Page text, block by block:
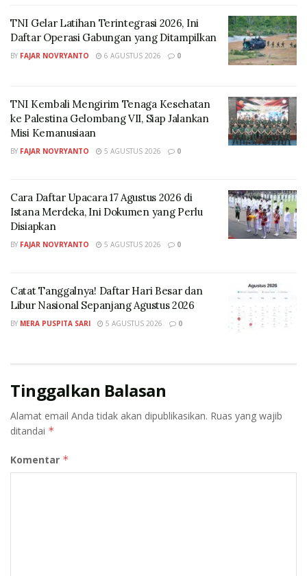
bentuk sinergi yang membangun Good Corporate
Governance serta bentuk pencegahan dini risiko
hukum yang tidak diharapkan.
Pengacara Negara dalam membantu mewujudkan
Good Corporate Governance ini akan menjadi benteng
preventif bagi Kilang Kasim dan vendor dalam
memitigasi risiko hukum dalam
Kepala Kejaksaan Negeri Sorong yang diwakili oleh
Kepala Seksi Perdata dan Tata Usaha Negara
Kejaksaan Negeri Sorong, Primawibawa Rantjalobo
pengelolaan bisnis perusahaan.
(Foto: dok. PT Kilang Pertamina Internasional (KPI)
TNI Gelar Latihan Terintegrasi 2026, Ini
Daftar Operasi Gabungan yang Ditampilkan
BY FAJAR NOVRYANTO 6 AGUSTUS 2026 0
TNI Kembali Mengirim Tenaga Kesehatan
ke Palestina Gelombang VII, Siap Jalankan
Misi Kemanusiaan
BY FAJAR NOVRYANTO 5 AGUSTUS 2026 0
Cara Daftar Upacara 17 Agustus 2026 di
Istana Merdeka, Ini Dokumen yang Perlu
Disiapkan
BY FAJAR NOVRYANTO 5 AGUSTUS 2026 0
Catat Tanggalnya! Daftar Hari Besar dan
Libur Nasional Sepanjang Agustus 2026
BY MERA PUSPITA SARI 5 AGUSTUS 2026 0
Tinggalkan Balasan
Alamat email Anda tidak akan dipublikasikan. Ruas yang wajib
ditandai *
Komentar *